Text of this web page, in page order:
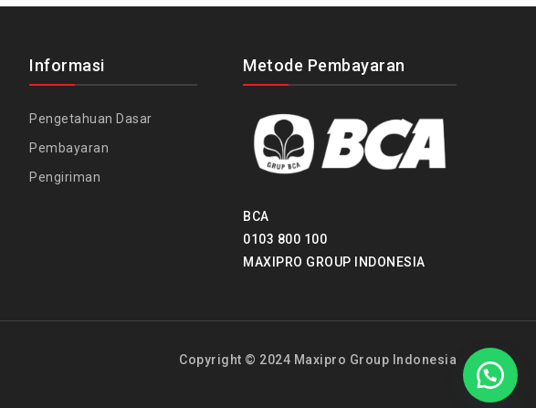
Informasi
Pengetahuan Dasar
Pembayaran
Pengiriman
Metode Pembayaran
BCA
0103 800 100
MAXIPRO GROUP INDONESIA
Copyright © 2024 Maxipro Group Indonesia